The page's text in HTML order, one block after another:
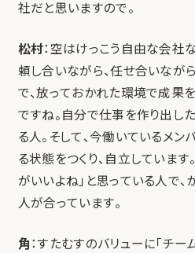
社だと思いますので。
松村：空はけっこう自由な会社
頼し合いながら、任せ合いなが
で、放っておかれた環境で成果
ですね。自分で仕事を作り出し
る人。そして、今働いているメ
る状態をつくり、自立していま
がいいよね」と思っている人で
人が合っています。
角 ：すたむすのバリューに「チー